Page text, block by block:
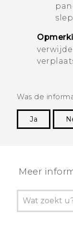
Was de
Ja
Meer